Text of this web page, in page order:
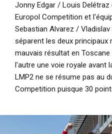
Jonny Edgar / Louis
Europol Competition et
Sebastian Alvarez /
séparent les deux principaux
mauvais résultat en
l'autre une voie royale avant
LMP2 ne se résume pas au
Competition puisque 30